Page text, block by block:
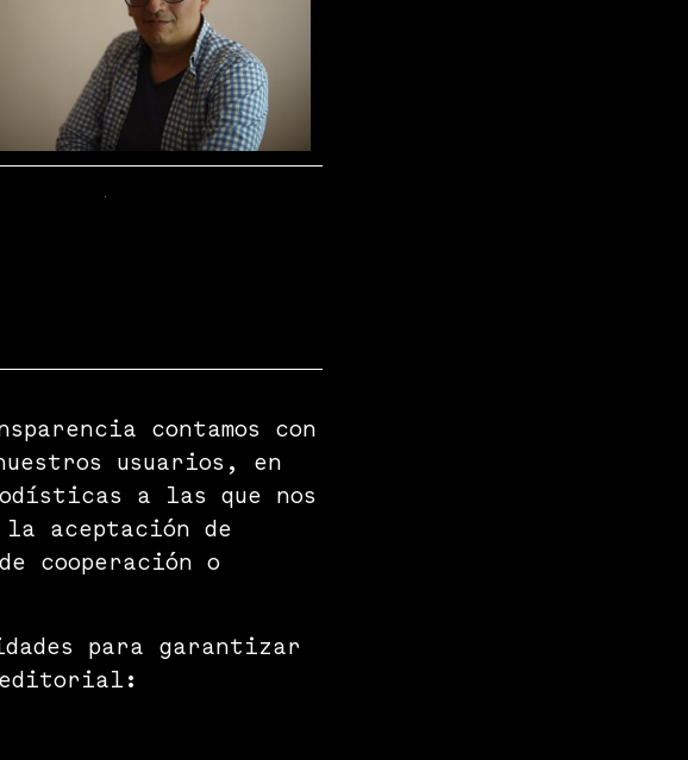
contamos con
usuarios, en
a las que nos
la aceptación de
cooperación o
para garantizar
editorial: